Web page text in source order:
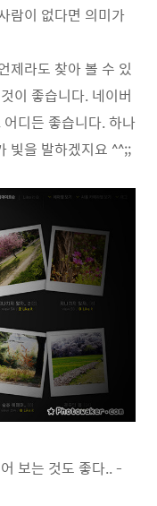
람이 없다면 의미가
제라도 찾아 볼 수 있
이 좋습니다. 네이버
디든 좋습니다. 하나
빛을 발하겠지요 ^^;;
보는 것도 좋다.. -